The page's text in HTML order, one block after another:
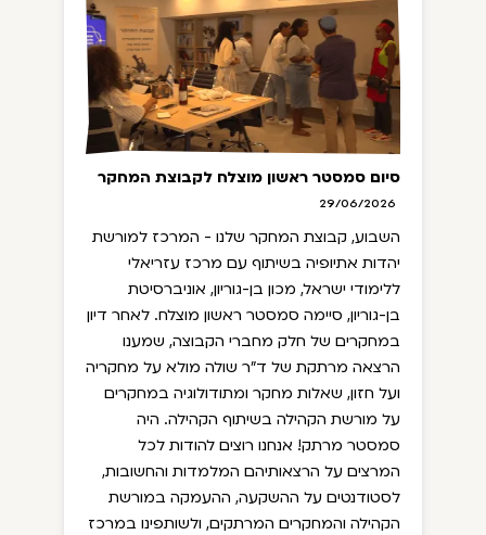
סיום סמסטר ראשון מוצלח לקבוצת המחקר
29/06/2026
השבוע, קבוצת המחקר שלנו - המרכז למורשת
יהדות אתיופיה בשיתוף עם מרכז עזריאלי
ללימודי ישראל, מכון בן-גוריון, אוניברסיטת
בן-גוריון, סיימה סמסטר ראשון מוצלח. לאחר דיון
במחקרים של חלק מחברי הקבוצה, שמענו
הרצאה מרתקת של ד"ר שולה מולא על מחקריה
ועל חזון, שאלות מחקר ומתודולוגיה במחקרים
על מורשת הקהילה בשיתוף הקהילה. היה
סמסטר מרתק! אנחנו רוצים להודות לכל
המרצים על הרצאותיהם המלמדות והחשובות,
לסטודנטים על ההשקעה, ההעמקה במורשת
הקהילה והמחקרים המרתקים, ולשותפינו במרכז